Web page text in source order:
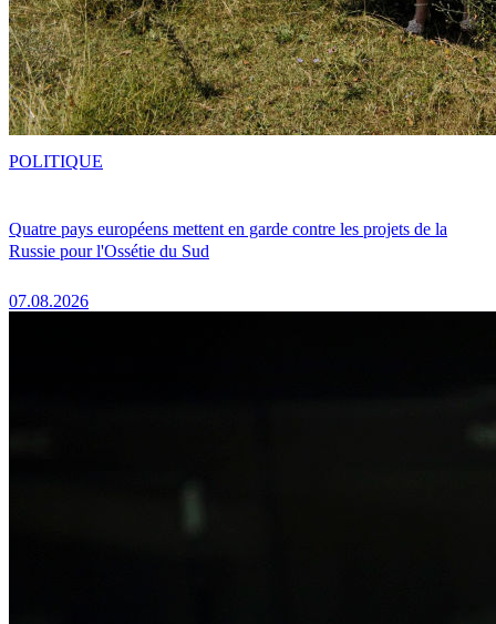
Quatre pays européens mettent en garde contre les projets de la
Russie pour l'Ossétie du Sud
07.08.2026
POLITIQUE